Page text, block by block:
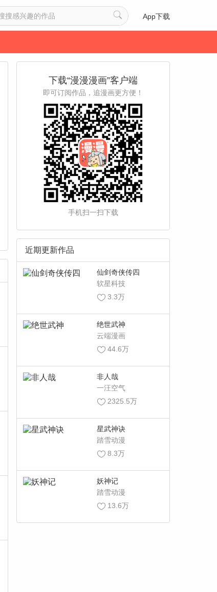
App下载
下载“漫漫漫画”客户端
即可订阅作品，追漫画更方便！
手机扫一扫下载
近期更新作品
仙剑奇侠传四
软星科技
3.3万
绝世武神
云端漫画
44.6万
非人哉
一汪空气
2325.5万
星武神诀
踏雪动漫
8.3万
妖神记
踏雪动漫
13.6万